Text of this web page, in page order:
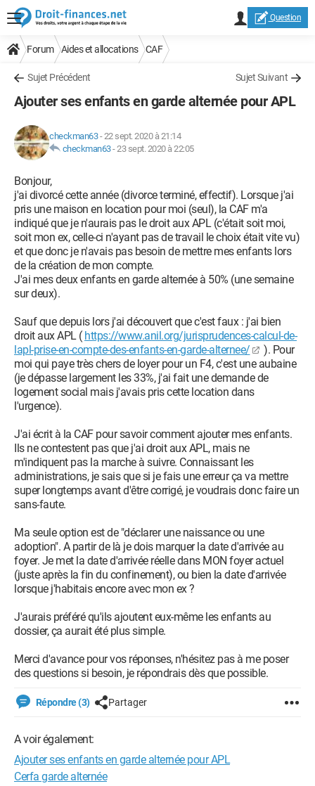
Question
Forum Aides et allocations CAF
Sujet Précédent Sujet Suivant
Ajouter ses enfants en garde alternée pour APL
checkman63-22 sept. 2020 à 21:14
checkman63-23 sept. 2020 à 22:05
Bonjour,
j'ai divorcé cette année (divorce terminé, effectif). Lorsque j'ai
pris une maison en location pour moi (seul), la CAF m'a
indiqué que je n'aurais pas le droit aux APL (c'était soit moi,
soit mon ex, celle-ci n'ayant pas de travail le choix était vite vu)
et que donc je n'avais pas besoin de mettre mes enfants lors
de la création de mon compte.
J'ai mes deux enfants en garde alternée à 50% (une semaine
sur deux).
Sauf que depuis lors j'ai découvert que c'est faux : j'ai bien
droit aux APL ( https://www.anil.org/jurisprudences-calcul-de-
lapl-prise-en-compte-des-enfants-en-garde-alternee/
). Pour
moi qui paye très chers de loyer pour un F4, c'est une aubaine
(je dépasse largement les 33%, j'ai fait une demande de
logement social mais j'avais pris cette location dans
l'urgence).
J'ai écrit à la CAF pour savoir comment ajouter mes enfants.
Ils ne contestent pas que j'ai droit aux APL, mais ne
m'indiquent pas la marche à suivre. Connaissant les
administrations, je sais que si je fais une erreur ça va mettre
super longtemps avant d'être corrigé, je voudrais donc faire un
sans-faute.
Ma seule option est de "déclarer une naissance ou une
adoption". A partir de là je dois marquer la date d'arrivée au
foyer. Je met la date d'arrivée réelle dans MON foyer actuel
(juste après la fin du confinement), ou bien la date d'arrivée
lorsque j'habitais encore avec mon ex ?
J'aurais préféré qu'ils ajoutent eux-même les enfants au
dossier, ça aurait été plus simple.
Merci d'avance pour vos réponses, n'hésitez pas à me poser
des questions si besoin, je répondrais dès que possible.
Répondre (3) Partager
A voir également:
Ajouter ses enfants en garde alternée pour APL
Cerfa garde alternée